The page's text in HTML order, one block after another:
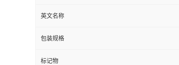
英文名称
包装规格
标记物